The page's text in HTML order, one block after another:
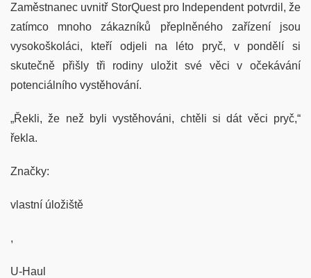
Zaměstnanec uvnitř StorQuest pro Independent potvrdil, že
zatímco mnoho zákazníků přeplněného zařízení jsou
vysokoškoláci, kteří odjeli na léto pryč, v pondělí si
skutečně přišly tři rodiny uložit své věci v očekávání
potenciálního vystěhování.
„Řekli, že než byli vystěhováni, chtěli si dát věci pryč,“
řekla.
Značky:
vlastní úložiště
,
U-Haul